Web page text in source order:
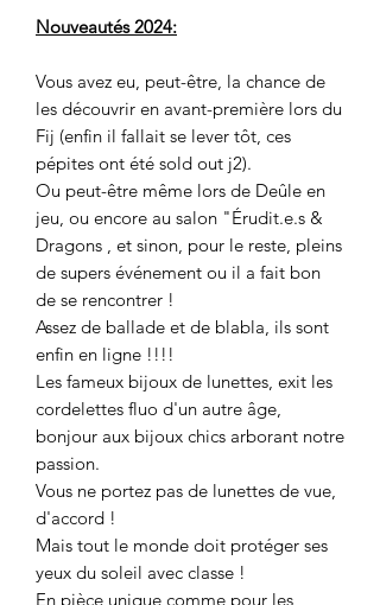
Nouveautés 2024:
Vous avez eu, peut-être, la chance de
les découvrir en avant-première lors du
Fij (enfin il fallait se lever tôt, ces
pépites ont été sold out j2).
Ou peut-être même lors de Deûle en
jeu, ou encore au salon "Érudit.e.s &
Dragons , et sinon, pour le reste, pleins
de supers événement ou il a fait bon
de se rencontrer !
Assez de ballade et de blabla, ils sont
enfin en ligne !!!!
Les fameux bijoux de lunettes, exit les
cordelettes fluo d'un autre âge,
bonjour aux bijoux chics arborant notre
passion.
Vous ne portez pas de lunettes de vue,
d'accord !
Mais tout le monde doit protéger ses
yeux du soleil avec classe !
En pièce unique comme pour les